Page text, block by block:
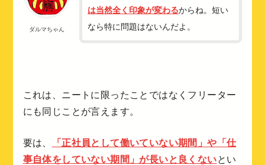
ダルマちゃん
は当然全く印象が変わるからね。短い
なら特に問題はないんだよ。
これは、ニートに限ったことではなくフリーター
にも同じことが言えます。
要は、
「正社員として働いていない期間」や「仕
事自体をしていない期間」が長いと良くないとい